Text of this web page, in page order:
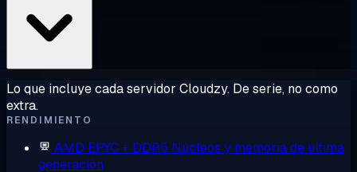
Lo que incluye cada servidor Cloudzy. De serie, no como
extra.
RENDIMIENTO
AMD EPYC + DDR5 Núcleos y memoria de última
generación